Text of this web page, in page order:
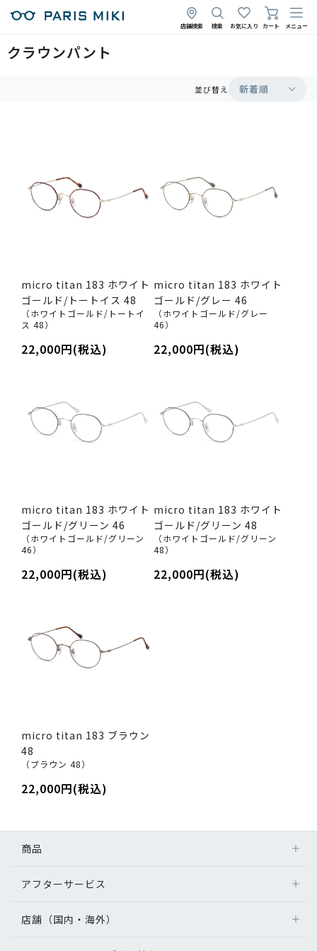
店舗検索 検索 お気に入り カート メニュー
クラウンパント
並び替え 新着順
micro titan 183 ホワイト
ゴールド/トートイス 48
（ホワイトゴールド/トートイ
ス 48）
22,000円(税込)
micro titan 183 ホワイト
ゴールド/グレー 46
（ホワイトゴールド/グレー
46）
22,000円(税込)
micro titan 183 ホワイト
ゴールド/グリーン 46
（ホワイトゴールド/グリーン
46）
22,000円(税込)
micro titan 183 ホワイト
ゴールド/グリーン 48
（ホワイトゴールド/グリーン
48）
22,000円(税込)
micro titan 183 ブラウン
48
（ブラウン 48）
22,000円(税込)
商品
アフターサービス
店舗（国内・海外）